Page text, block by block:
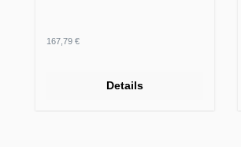
Regulärer Preis:
167,79 €
Details